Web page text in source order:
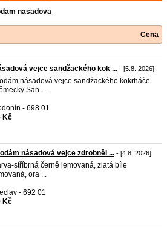
nasadova
Cena
vejce sandžackého kok ... - [5.8. 2026]
násadová vejce sandžackého kokrháče
San ...
- 698 01
Kč
násadová vejce zdrobněl ... - [4.8. 2026]
stříbrná černě lemovaná, zlatá bíle
ora ...
- 692 01
Kč